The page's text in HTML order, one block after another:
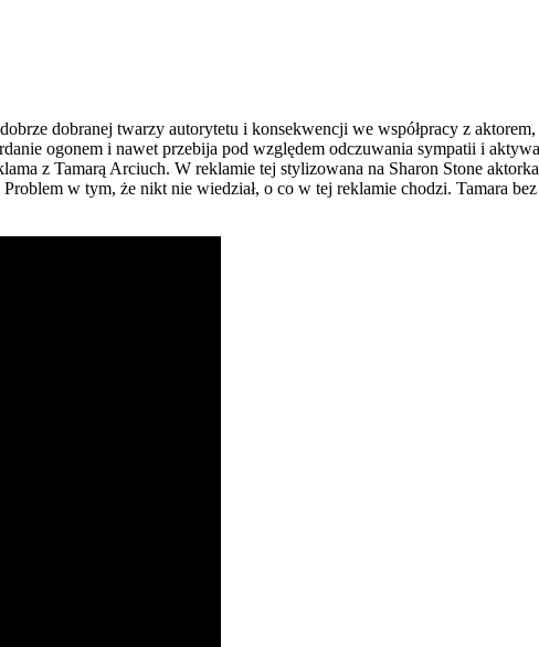
dobranej twarzy autorytetu i konsekwencji we współpracy z
ogonem i nawet przebija pod względem odczuwania sympatii i
z Tamarą Arciuch. W reklamie tej stylizowana na Sharon Stone
w tym, że nikt nie wiedział, o co w tej reklamie chodzi. Tamara